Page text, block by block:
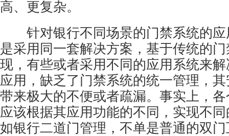
高、更复杂。
针对银行不同场景的门禁系统的应
是采用同一套解决方案，基于传统的
现，有些或者采用不同的应用系统来
应用，缺乏了门禁系统的统一管理，
带来极大的不便或者疏漏。事实上，
应该根据其应用功能的不同，实现不
如银行二道门管理，不单是普通的双